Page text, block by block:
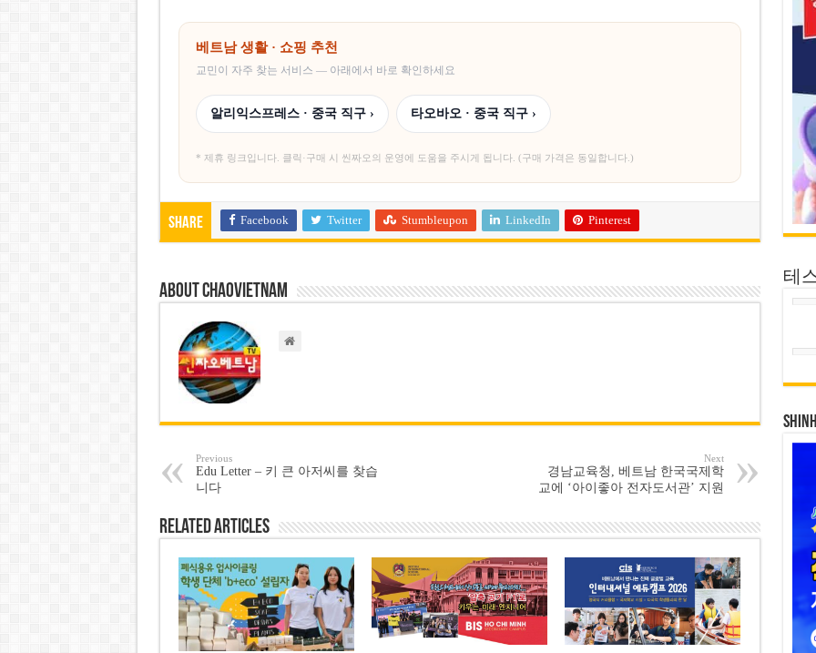
베트남 생활 · 쇼핑 추천
교민이 자주 찾는 서비스 — 아래에서 바로 확인하세요
알리익스프레스 · 중국 직구 › 타오바오 · 중국 직구 ›
* 제휴 링크입니다. 클릭·구매 시 씬짜오의 운영에 도움을 주시게 됩니다. (구매 가격은 동일합니다.)
Share Facebook Twitter Stumbleupon LinkedIn Pinterest
About chaovietnam
Previous
Edu Letter – 키 큰 아저씨를 찾습
니다
Next
경남교육청, 베트남 한국국제학
교에 ‘아이좋아 전자도서관’ 지원
Related Articles
테